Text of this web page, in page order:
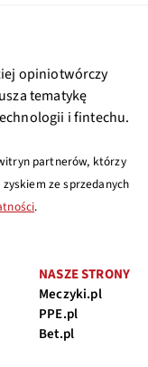
opiniotwórczy
tematykę
i fintechu.
partnerów, którzy
ze sprzedanych
.
NASZE STRONY
Meczyki.pl
PPE.pl
Bet.pl